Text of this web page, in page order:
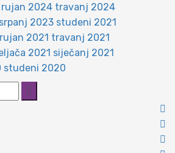
rujan 2024 travanj 2024
srpanj 2023 studeni 2021
rujan 2021 travanj 2021
2021 siječanj 2021
studeni 2020